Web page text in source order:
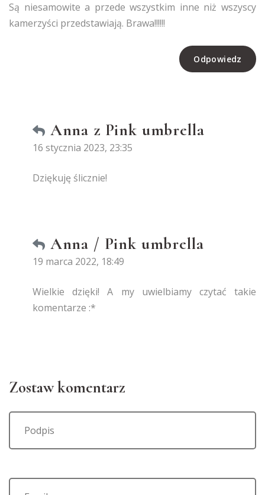
Są niesamowite a przede wszystkim inne niż wszyscy
kamerzyści przedstawiają. Brawa!!!!!!
Odpowiedz
Anna z Pink umbrella
16 stycznia 2023, 23:35
Dziękuję ślicznie!
Anna / Pink umbrella
19 marca 2022, 18:49
Wielkie dzięki! A my uwielbiamy czytać takie
komentarze :*
Zostaw komentarz